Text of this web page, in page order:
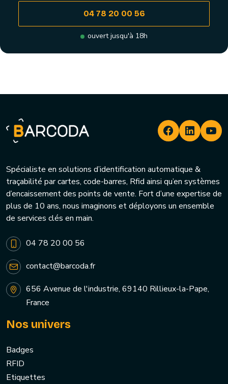
04 78 20 00 56
ouvert jusqu'à 18h
Spécialiste en solutions d’identification automatique &
traçabilité par cartes, code-barres, Rfid ainsi qu’en systèmes
d’encaissement des points de vente. Fort d’une expertise de
plus de 10 ans, nous imaginons et déployons un ensemble
de services clés en main.
04 78 20 00 56
contact@barcoda.fr
656 Avenue de l'industrie, 69140 Rillieux-la-Pape,
France
Nos univers
Badges
RFID
Etiquettes